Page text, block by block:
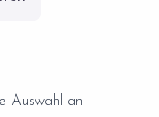
Auswahl an